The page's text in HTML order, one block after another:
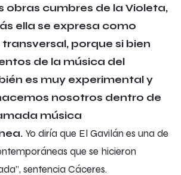
obras cumbres de la Violeta,
ella se expresa como
porque si bien
de la música del
es muy experimental y
nosotros dentro de
música
Yo diría que El Gavilán es una de
que se hicieron
sentencia Cáceres.